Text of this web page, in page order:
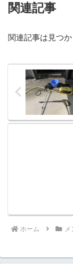
関連記事
関連記事は見つか
ホーム メ